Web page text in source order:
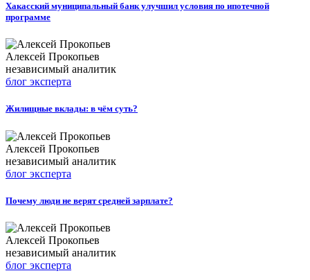
Хакасский муниципальный банк улучшил условия по ипотечной
программе
Алексей Прокопьев
независимый аналитик
блог эксперта
Жилищные вклады: в чём суть?
Алексей Прокопьев
независимый аналитик
блог эксперта
Почему люди не верят средней зарплате?
Алексей Прокопьев
независимый аналитик
блог эксперта